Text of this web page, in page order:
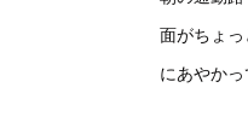
面がちょ
にあやか